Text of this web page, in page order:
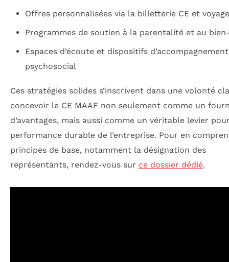
Offres personnalisées via la billetterie CE et
Programmes de soutien à la parentalité et au
Espaces d’écoute et dispositifs d’accompagnement
psychosocial
Ces stratégies solides s’inscrivent dans une volonté
concevoir le CE MAAF non seulement comme un
d’avantages, mais aussi comme un véritable levier
performance durable de l’entreprise. Pour en
principes de base, notamment la désignation des
représentants, rendez-vous sur ce dossier dédié.